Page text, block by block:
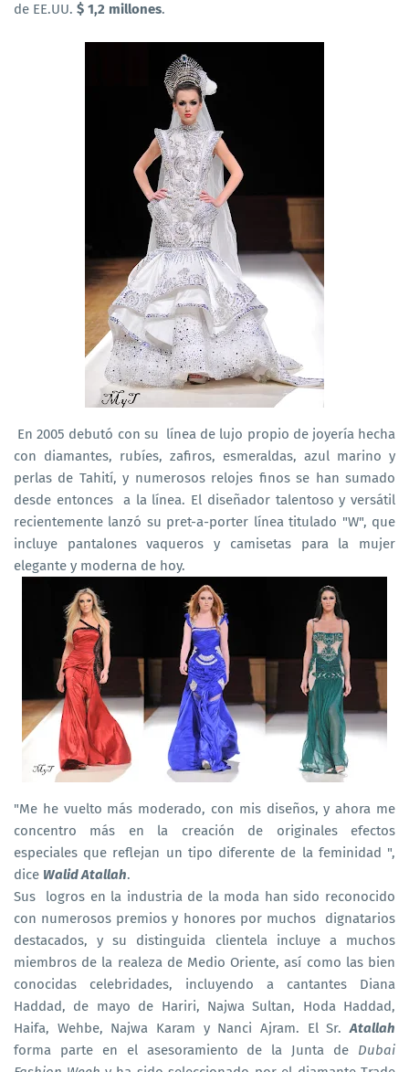
de EE.UU. $ 1,2 millones.
En 2005 debutó con su línea de lujo propio de joyería hecha
con diamantes, rubíes, zafiros, esmeraldas, azul marino y
perlas de Tahití, y numerosos relojes finos se han sumado
desde entonces a la línea. El diseñador talentoso y versátil
recientemente lanzó su pret-a-porter línea titulado "W", que
incluye pantalones vaqueros y camisetas para la mujer
elegante y moderna de hoy.
"Me he vuelto más moderado, con mis diseños, y ahora me
concentro más en la creación de originales efectos
especiales que reflejan un tipo diferente de la feminidad ",
dice Walid Atallah.
Sus logros en la industria de la moda han sido reconocido
con numerosos premios y honores por muchos dignatarios
destacados, y su distinguida clientela incluye a muchos
miembros de la realeza de Medio Oriente, así como las bien
conocidas celebridades, incluyendo a cantantes Diana
Haddad, de mayo de Hariri, Najwa Sultan, Hoda Haddad,
Haifa, Wehbe, Najwa Karam y Nanci Ajram. El Sr.Atallah
forma parte en el asesoramiento de la Junta de Dubai